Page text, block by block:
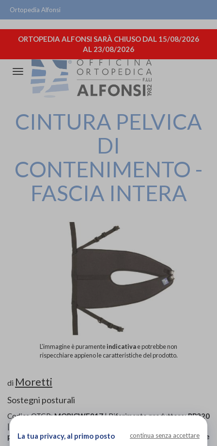
Ortopedia Alfonsi
ORTOPEDIA ALFONSI SARÀ CHIUSO DAL 15/08/2026
AL 23/08/2026
Attiva/disattiva
navigazione
CINTURA PELVICA
DI
CONTENIMENTO -
FASCIA INTERA
L'immagine è puramenteindicativae potrebbe non
rispecchiare appieno le caratteristiche del prodotto.
di Moretti
Sostegni posturali
Codice OTGP:MORICWE817| Riferimento produttore:RP220
| Codice Nomenclatore tariffario:
per disabili e anziani»Carrozzine Accessori per carrozzine
La tua privacy, al primo posto continua senza accettare